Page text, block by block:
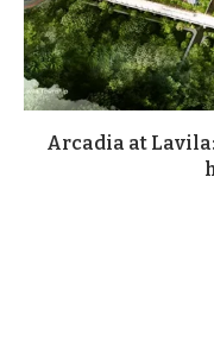
Arcadia at